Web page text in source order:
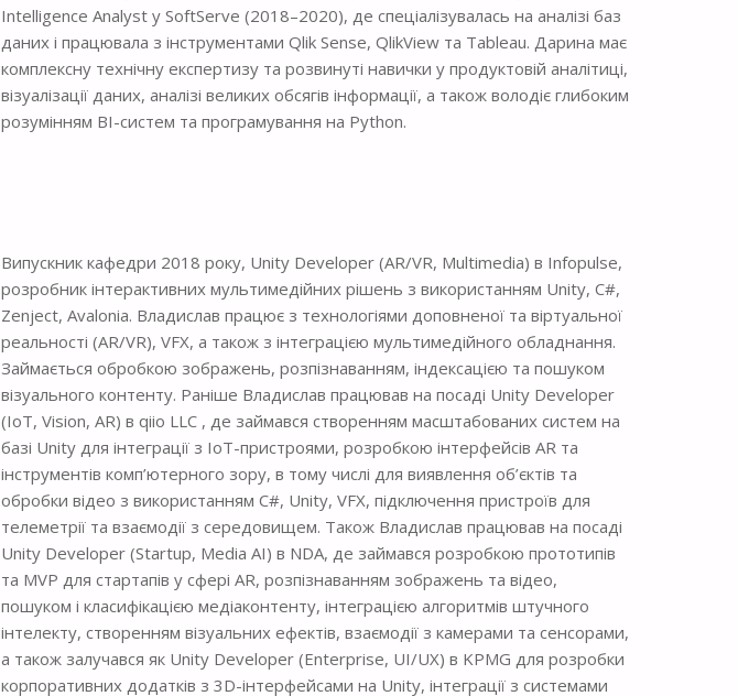
Intelligence Analyst у SoftServe (2018–2020), де спеціалізувалась на аналізі баз
даних і працювала з інструментами Qlik Sense, QlikView та Tableau. Дарина має
комплексну технічну експертизу та розвинуті навички у продуктовій аналітиці,
візуалізації даних, аналізі великих обсягів інформації, а також володіє глибоким
розумінням BI-систем та програмування на Python.
Випускник кафедри 2018 року, Unity Developer (AR/VR, Multimedia) в Infopulse,
розробник інтерактивних мультимедійних рішень з використанням Unity, C#,
Zenject, Avalonia. Владислав працює з технологіями доповненої та віртуальної
реальності (AR/VR), VFX, а також з інтеграцією мультимедійного обладнання.
Займається обробкою зображень, розпізнаванням, індексацією та пошуком
візуального контенту. Раніше Владислав працював на посаді Unity Developer
(IoT, Vision, AR) в qiio LLC , де займався створенням масштабованих систем на
базі Unity для інтеграції з IoT-пристроями, розробкою інтерфейсів AR та
інструментів комп’ютерного зору, в тому числі для виявлення об’єктів та
обробки відео з використанням C#, Unity, VFX, підключення пристроїв для
телеметрії та взаємодії з середовищем. Також Владислав працював на посаді
Unity Developer (Startup, Media AI) в NDA, де займався розробкою прототипів
та MVP для стартапів у сфері AR, розпізнаванням зображень та відео,
пошуком і класифікацією медіаконтенту, інтеграцією алгоритмів штучного
інтелекту, створенням візуальних ефектів, взаємодії з камерами та сенсорами,
а також залучався як Unity Developer (Enterprise, UI/UX) в KPMG для розробки
корпоративних додатків з 3D-інтерфейсами на Unity, інтеграції з системами